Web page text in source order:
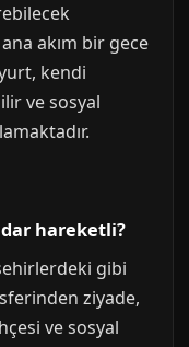
akım bir gece
kendi
ve sosyal
hareketli?
gibi
ziyade,
ve sosyal